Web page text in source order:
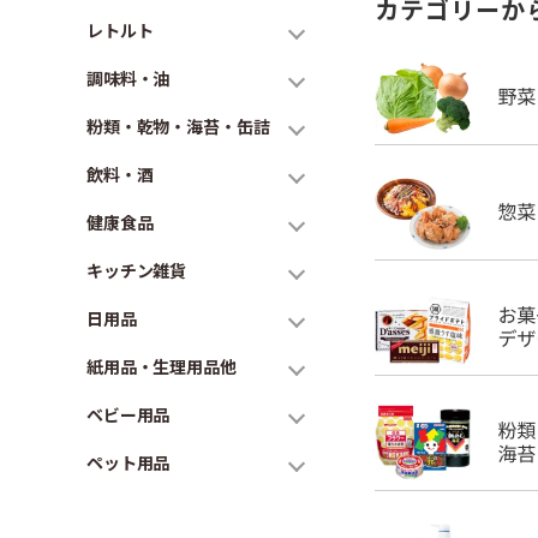
レトルト
調味料・油
粉類・乾物・海苔・缶詰
飲料・酒
健康食品
キッチン雑貨
日用品
紙用品・生理用品他
ベビー用品
ペット用品
カテゴリーか